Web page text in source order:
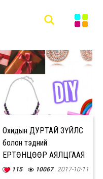
Охидын ДУРТАЙ ЗҮЙЛС
болон тэдний
ЕРТӨНЦӨӨР АЯЛЦГААЯ
115 10067 2017-10-11